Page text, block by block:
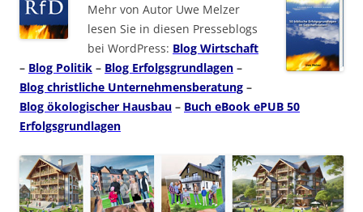
Mehr von Autor Uwe Melzer
lesen Sie in diesen Presseblogs
bei WordPress: Blog Wirtschaft
– Blog Politik – Blog Erfolgsgrundlagen –
Blog christliche Unternehmensberatung –
Blog ökologischer Hausbau – Buch eBook ePUB 50
Erfolgsgrundlagen